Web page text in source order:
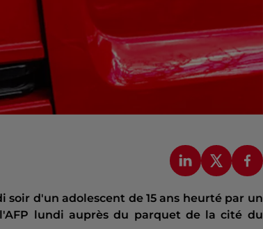
d'un adolescent de 15 ans heurté par un
lundi auprès du parquet de la cité du